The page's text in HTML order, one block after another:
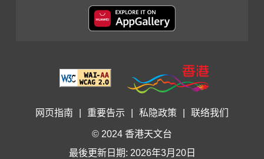
网页指南 重要告示 私隐政策 联络我们
© 2024 香港天文台
最後更新日期: 2026年3月20日